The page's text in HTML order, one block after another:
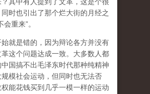
时也引出了那个烂大街的月经之
重来”。
就是错的，因为辩论各方并没有
这个问题达成一致。大多数人都
国搞不出毛泽东时代那种纯精神
模社会运动，但同时也无法否
能花钱买到几乎一模一样的运动